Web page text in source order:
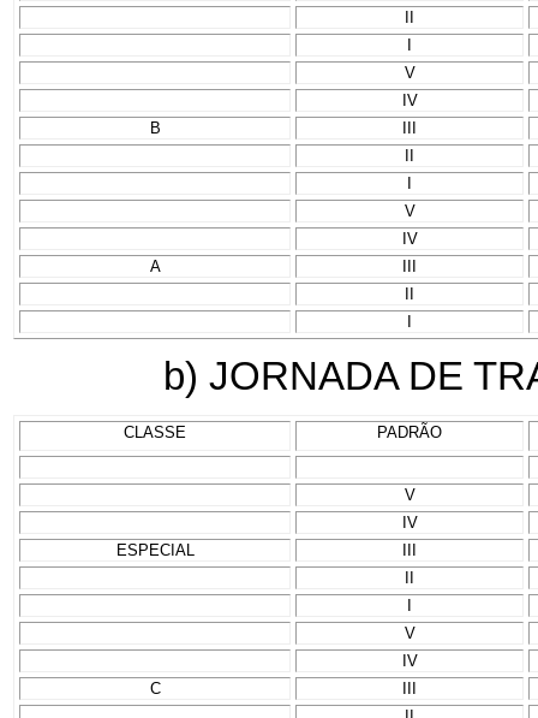
II
I
V
IV
B
III
II
I
V
IV
A
III
II
I
b) JORNADA DE
CLASSE PADRÃO
V
IV
ESPECIAL
V
IV
C